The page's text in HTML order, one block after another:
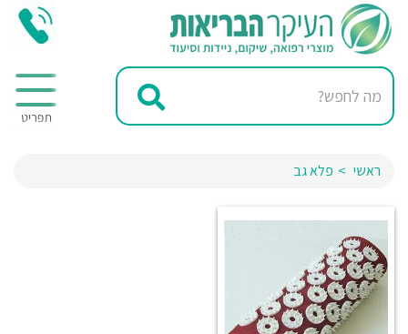
ראשי פלא גב